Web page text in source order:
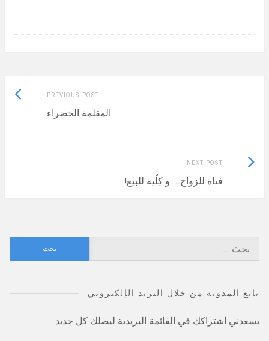
PREVIOUS POST
Previous
المقلمة الخضراء
NEXT POST
فتاة للزواج… و كِلْية للبيع!
Next
Post:
عن:
تابع المدونة من خلال البريد الإلكتروني
يسعدني اشتراكك في القائمة البريدية ليصلك كل جديد